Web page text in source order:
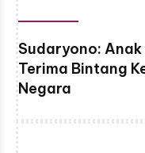
Sudaryono:
Terima Bintang
Negara